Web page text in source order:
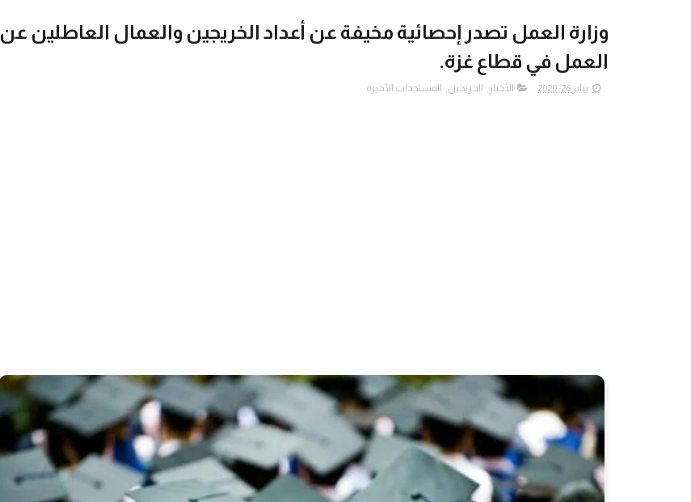
وزارة العمل تصدر إحصائية مخيفة عن أعداد الخريجين والعمال العاطلين عن
العمل في قطاع غزة.
يناير 26, 2020 الأخبار , الخريجين, المستجدات الأخيرة